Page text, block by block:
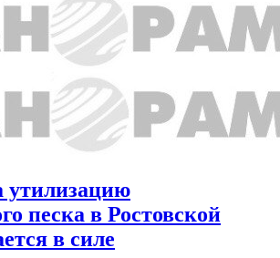
утилизацию
песка в Ростовской
в силе